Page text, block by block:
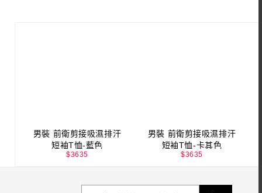
男裝 前衛剪接吸濕排汗
短袖T恤-藍色
$3635
男裝 前衛剪接吸濕排汗
短袖T恤-卡其色
$3635